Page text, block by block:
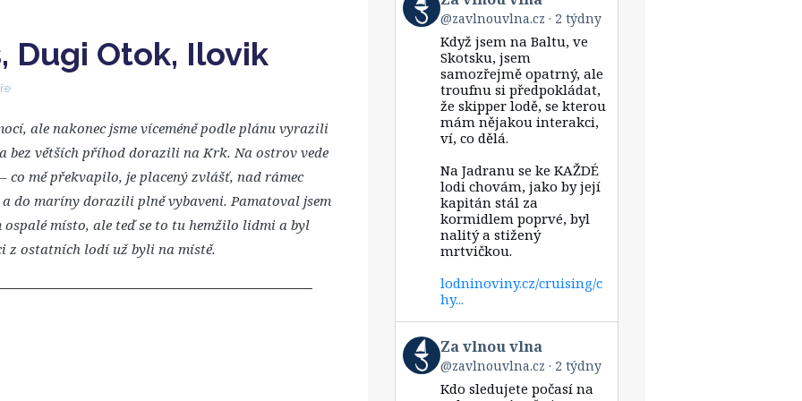
Dugi Otok, Ilovik
ale nakonec jsme víceméně podle plánu vyrazili
bez větších příhod dorazili na Krk. Na ostrov vede
mě překvapilo, je placený zvlášť, nad rámec
do maríny dorazili plně vybaveni. Pamatoval jsem
místo, ale teď se to tu hemžilo lidmi a byl
ostatních lodí už byli na místě.
post
by
Bluesky
@zavlnouvlna.cz 2 týdny
Když jsem na Baltu, ve
Skotsku, jsem
samozřejmě opatrný, ale
troufnu si předpokládat,
že skipper lodě, se kterou
mám nějakou interakci,
ví, co dělá.
Na Jadranu se ke KAŽDÉ
lodi chovám, jako by její
kapitán stál za
kormidlem poprvé, byl
nalitý a stižený
mrtvičkou.
lodninoviny.cz/cruising/c
hy...
View
post
by
Za vlnou vlna
@zavlnouvlna.cz 2 týdny
Kdo sledujete počasí na